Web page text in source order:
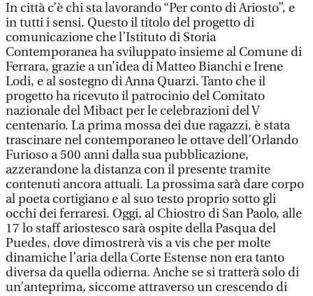
In città c’è chi sta lavorando “Per conto di Ariosto”, e
in tutti i sensi. Questo il titolo del progetto di
comunicazione che l’Istituto di Storia
Contemporanea ha sviluppato insieme al Comune di
Ferrara, grazie a un’idea di Matteo Bianchi e Irene
Lodi, e al sostegno di Anna Quarzi. Tanto che il
progetto ha ricevuto il patrocinio del Comitato
nazionale del Mibact per le celebrazioni del V
centenario. La prima mossa dei due ragazzi, è stata
trascinare nel contemporaneo le ottave dell’Orlando
Furioso a 500 anni dalla sua pubblicazione,
azzerandone la distanza con il presente tramite
contenuti ancora attuali. La prossima sarà dare corpo
al poeta cortigiano e al suo testo proprio sotto gli
occhi dei ferraresi. Oggi, al Chiostro di San Paolo, alle
17 lo staff ariostesco sarà ospite della Pasqua del
Puedes, dove dimostrerà vis a vis che per molte
dinamiche l’aria della Corte Estense non era tanto
diversa da quella odierna. Anche se si tratterà solo di
un’anteprima, siccome attraverso un crescendo di